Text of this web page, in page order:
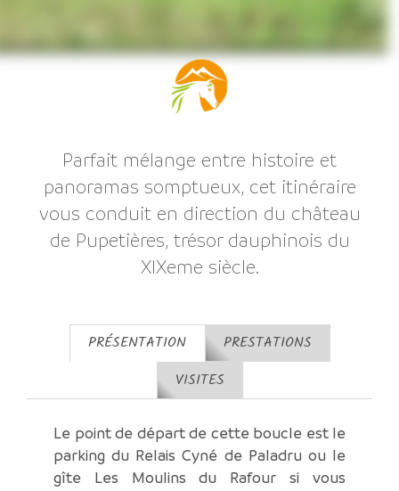
Parfait mélange entre histoire et
panoramas somptueux, cet itinéraire
vous conduit en direction du château
de Pupetières, trésor dauphinois du
XIXeme siècle.
PRÉSENTATION
PRESTATIONS
VISITES
Le point de départ de cette boucle est le
parking du Relais Cyné de Paladru ou le
gîte Les Moulins du Rafour si vous